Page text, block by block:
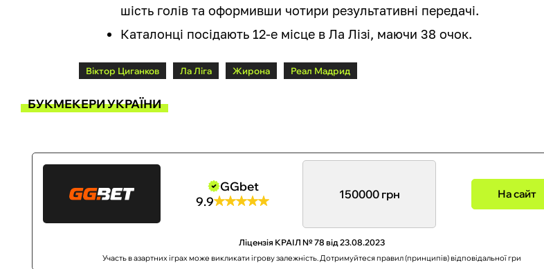
шість голів та оформивши чотири результативні передачі.
Каталонці посідають 12-е місце в Ла Лізі, маючи 38 очок.
Віктор Циганков Ла Ліга Жирона Реал Мадрид
БУКМЕКЕРИ УКРАЇНИ
GGbet
9.9
150000 грн На сайт
Ліцензія КРАІЛ № 78 від 23.08.2023
Участь в азартних іграх може викликати ігрову залежність. Дотримуйтеся правил (принципів) відповідальної гри